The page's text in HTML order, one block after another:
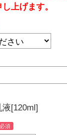
上げます。
[120ml]